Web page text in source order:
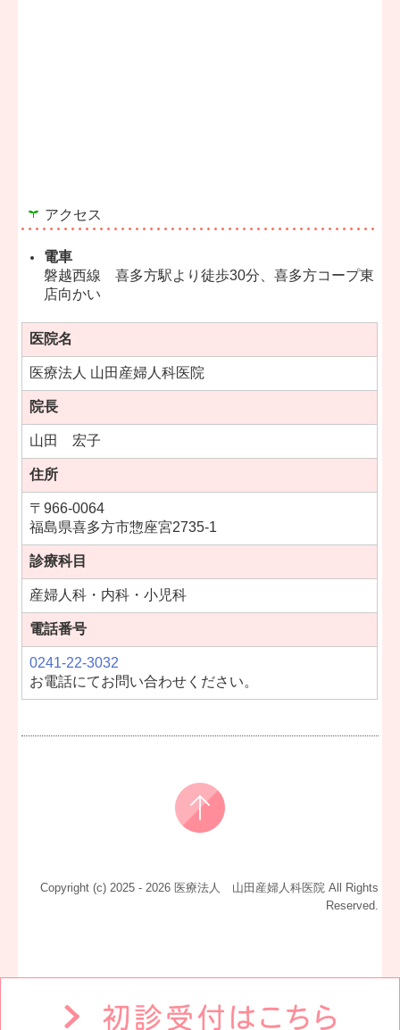
アクセス
電車
磐越西線 喜多方駅より徒歩30分、喜多方コープ東
店向かい
医院名
医療法人 山田産婦人科医院
院長
山田 宏子
住所
〒966-0064
福島県喜多方市惣座宮2735-1
診療科目
産婦人科・内科・小児科
電話番号
0241-22-3032
お電話にてお問い合わせください。
8月診療カレンダーはこちら＞＞
Copyright (c) 2025 - 2026 医療法人 山田産婦人科医院 All Rights
Reserved.